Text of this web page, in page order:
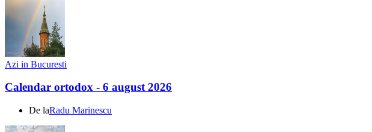
Azi in Bucuresti
Calendar ortodox - 6 august 2026
De laRadu Marinescu